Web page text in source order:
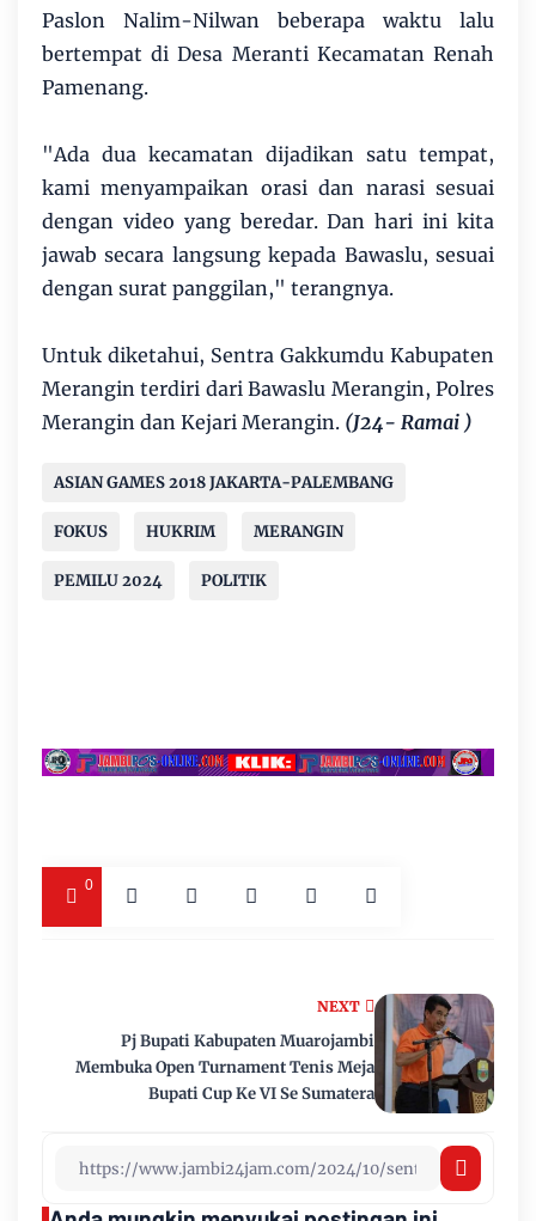
Paslon Nalim-Nilwan beberapa waktu lalu
bertempat di Desa Meranti Kecamatan Renah
Pamenang.
"Ada dua kecamatan dijadikan satu tempat,
kami menyampaikan orasi dan narasi sesuai
dengan video yang beredar. Dan hari ini kita
jawab secara langsung kepada Bawaslu, sesuai
dengan surat panggilan," terangnya.
Untuk diketahui, Sentra Gakkumdu Kabupaten
Merangin terdiri dari Bawaslu Merangin, Polres
Merangin dan Kejari Merangin. (J24- Ramai )
ASIAN GAMES 2018 JAKARTA-PALEMBANG
FOKUS HUKRIM MERANGIN
PEMILU 2024 POLITIK
0
NEXT
Pj Bupati Kabupaten Muarojambi
Membuka Open Turnament Tenis Meja
Bupati Cup Ke VI Se Sumatera